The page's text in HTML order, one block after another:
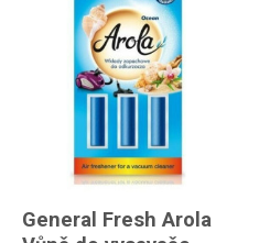
General Fresh Arola